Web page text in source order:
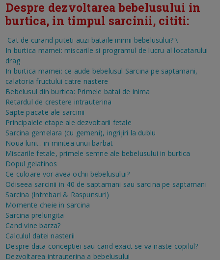
Despre dezvoltarea bebelusului in
burtica, in timpul sarcinii, cititi:
Cat de curand puteti auzi bataile inimii bebelusului? \
In burtica mamei: miscarile si programul de lucru al locatarului
drag
In burtica mamei: ce aude bebelusul Sarcina pe saptamani,
calatoria fructului catre nastere
Bebelusul din burtica: Primele batai de inima
Retardul de crestere intrauterina
Sapte pacate ale sarcinii
Principalele etape ale dezvoltarii fetale
Sarcina gemelara (cu gemeni), ingrijiri la dublu
Noua luni... in mintea unui barbat
Miscarile fetale, primele semne ale bebelusului in burtica
Dopul gelatinos
Ce culoare vor avea ochii bebelusului?
Odiseea sarcinii in 40 de saptamani sau sarcina pe saptamani
Sarcina (Intrebari & Raspunsuri)
Momente cheie in sarcina
Sarcina prelungita
Cand vine barza?
Calculul datei nasterii
Despre data conceptiei sau cand exact se va naste copilul?
Dezvoltarea intrauterina a bebelusului